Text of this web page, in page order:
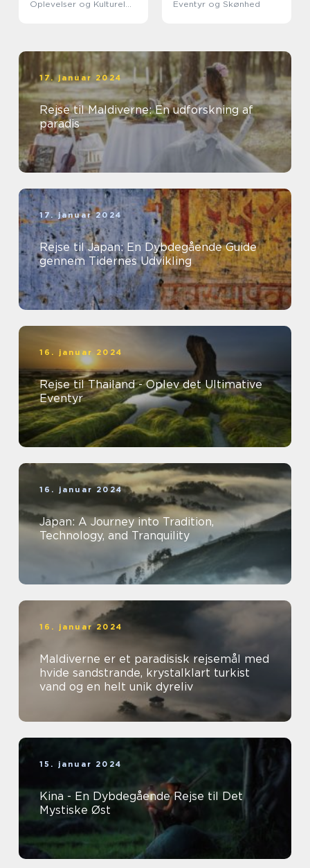
Oplevelser og Kulturel
Eventyr og Skønhed
17. januar 2024
Rejse til Maldiverne: En udforskning af
paradis
17. januar 2024
Rejse til Japan: En Dybdegående Guide
gennem Tidernes Udvikling
16. januar 2024
Rejse til Thailand - Oplev det Ultimative
Eventyr
16. januar 2024
Japan: A Journey into Tradition,
Technology, and Tranquility
16. januar 2024
Maldiverne er et paradisisk rejsemål med
hvide sandstrande, krystalklart turkist
vand og en helt unik dyreliv
15. januar 2024
Kina - En Dybdegående Rejse til Det
Mystiske Øst